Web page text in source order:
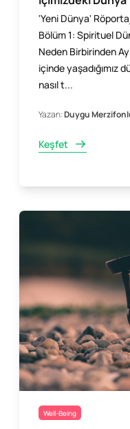
'Yeni Dünya'
Bölüm 1: Spirituel
Neden Birbirinden
içinde yaşadığımız
nasıl t...
Yazan:Duygu
Keşfet
Well-Being